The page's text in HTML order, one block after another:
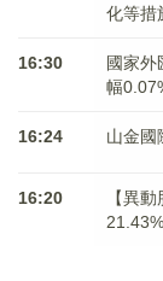
化等措
16:30
國家
幅
16:24 山金國
16:20
【異